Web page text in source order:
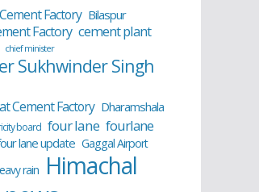
Factory Bilaspur
Factory cement plant
chief minister
Sukhwinder Singh
Cement Factory Dharamshala
board four lane fourlane
lane update Gaggal Airport
rain Himachal